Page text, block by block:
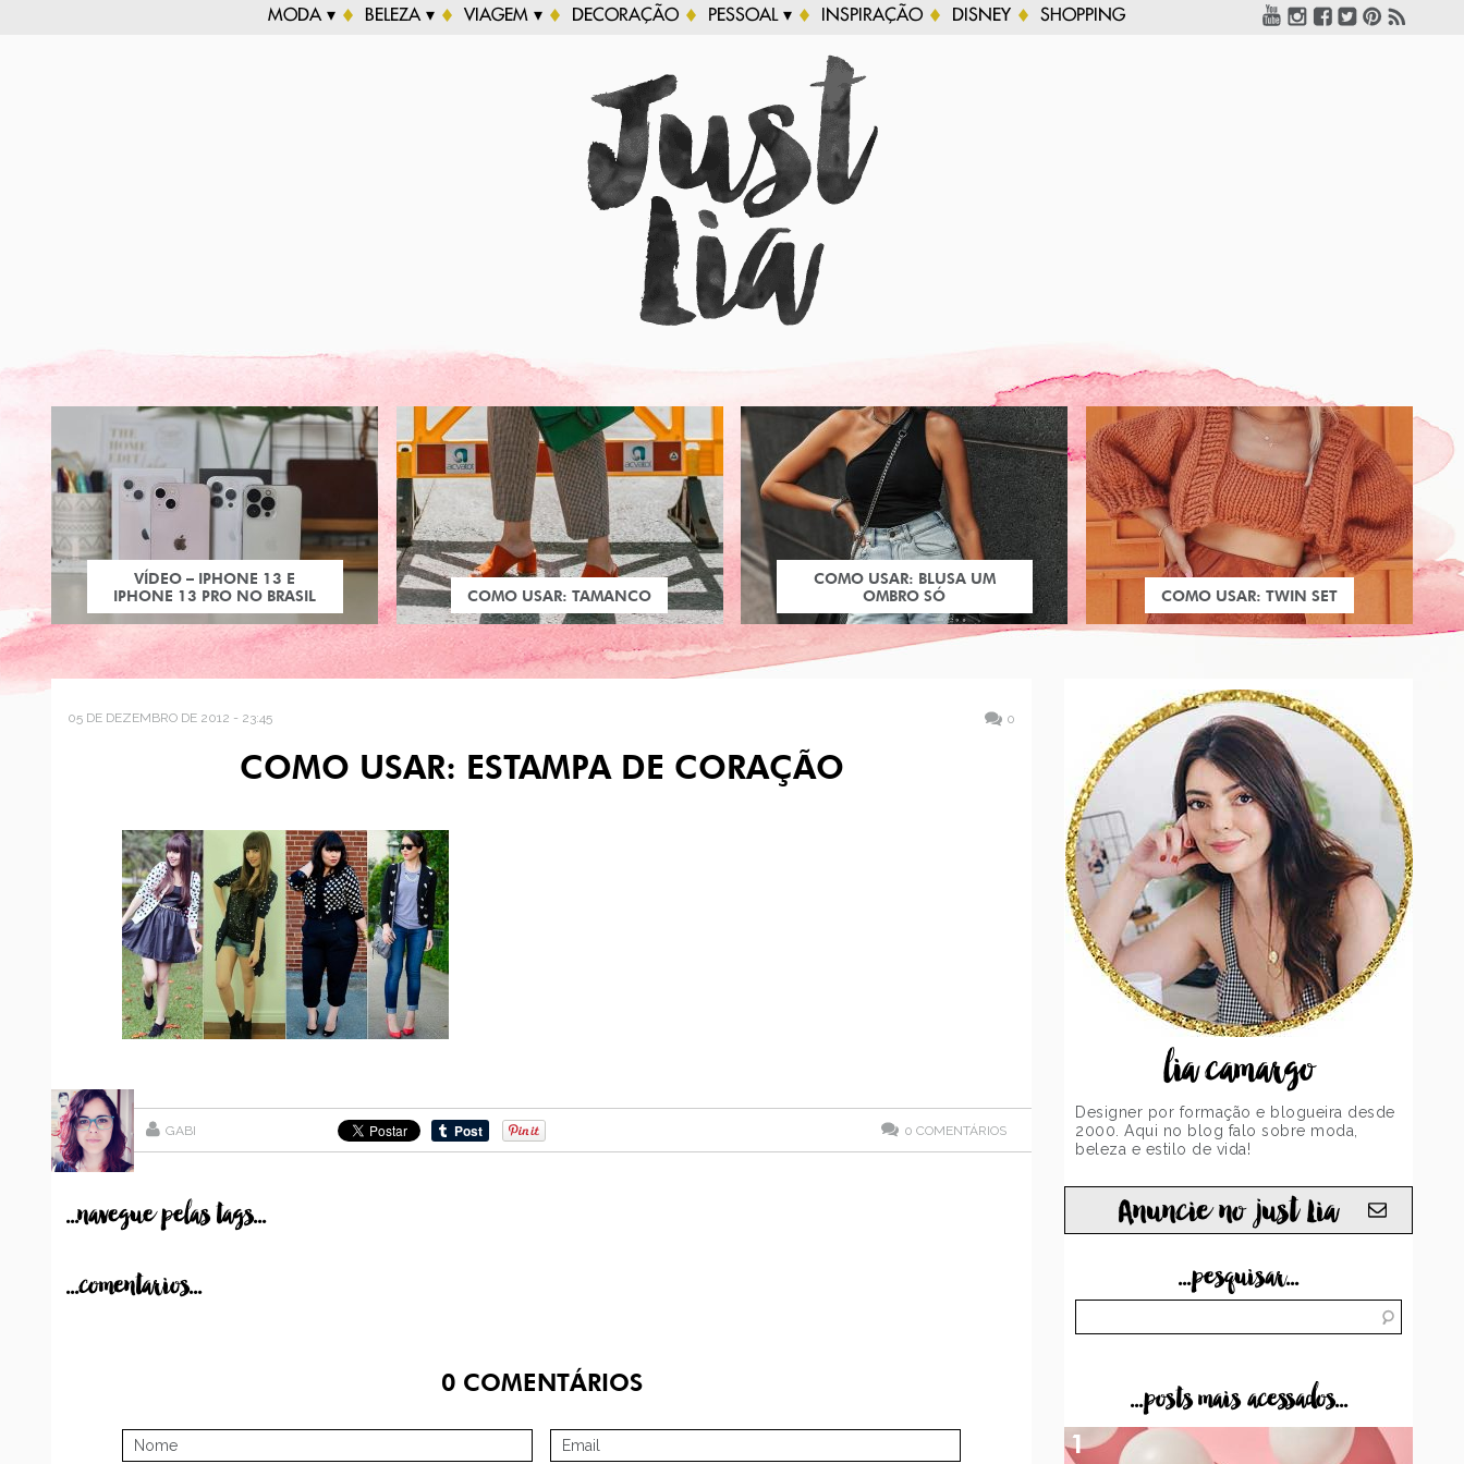
MODA ▾ BELEZA ▾ VIAGEM ▾ DECORAÇÃO PESSOAL ▾ INSPIRAÇÃO DISNEY SHOPPING
VÍDEO – IPHONE 13 E
IPHONE 13 PRO NO BRASIL
COMO USAR: TAMANCO
COMO USAR: BLUSA UM
OMBRO SÓ
COMO USAR: TWIN SET
05 DE DEZEMBRO DE 2012 - 23:45 0
COMO USAR: ESTAMPA DE CORAÇÃO
GABI 0 COMENTÁRIOS
...navegue pelas tags...
...comentarios...
0COMENTÁRIOS
lia camargo
Designer por formação e blogueira desde
2000. Aqui no blog falo sobre moda,
beleza e estilo de vida!
Anuncie no just Lia
...pesquisar...
...posts mais acessados...
1